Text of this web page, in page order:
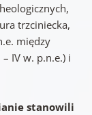
trzciniecka,
między
IV w. p.n.e.) i
stanowili